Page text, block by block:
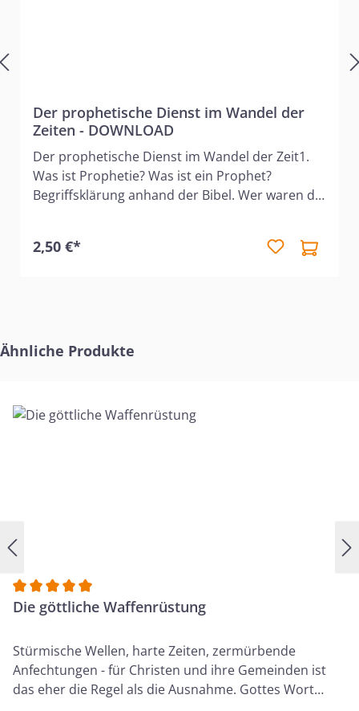
Der prophetische Dienst im Wandel der
Zeiten - DOWNLOAD
Der prophetische Dienst im Wandel der Zeit1.
Was ist Prophetie? Was ist ein Prophet?
Begriffsklärung anhand der Bibel. Wer waren die
der Propheten. Frauen als Prophetinnen.
welche bleiben bis zur Entrückung? Welche
Dienste. Der Heilige Geist und der prophetische
Dienst. Propheten und die Heilige Schrift.
2,50 €*
Produktgalerie überspringen
Ähnliche Produkte
Durchschnittliche Bewertung von 5 von 5 Sternen
Die göttliche Waffenrüstung
Stürmische Wellen, harte Zeiten, zermürbende
Anfechtungen - für Christen und ihre Gemeinden ist
das eher die Regel als die Ausnahme. Gottes Wort